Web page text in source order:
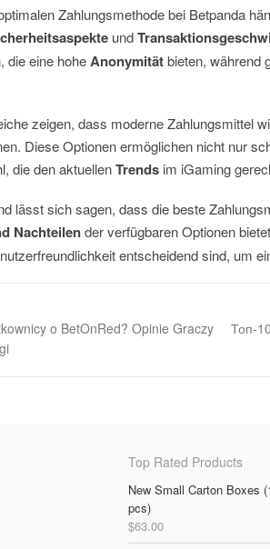
Zahlungsmethode bei Betpanda
und
die eine hoheAnonymitätbieten, während
zeigen, dass moderne Zahlungsmittel
Diese Optionen ermöglichen nicht nur
die den aktuellenTrends im iGaming
lässt sich sagen, dass die beste
Nachteilender verfügbaren Optionen
entscheidend sind, um
o BetOnRed? Opinie Graczy
Топ-
Top Rated Products
New Small Carton Boxes
pcs)
$63.00